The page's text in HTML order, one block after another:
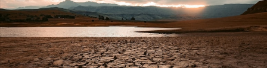
Dünya Bankası, küresel ölçekte her yıl 324
milyar metreküp tatlı suyun kaybedildiğini
açıkladı. Bu miktarın 280 milyon insanın yıllık su
ihtiyacını karşılamaya yettiğini belirten rapor,
kötü arazi kullanımı ve iklim krizinin su